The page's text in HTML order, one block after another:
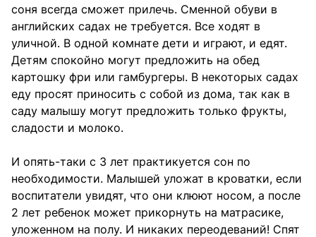
соня всегда сможет прилечь. Сменной обуви в
английских садах не требуется. Все ходят в
уличной. В одной комнате дети и играют, и едят.
Детям спокойно могут предложить на обед
картошку фри или гамбургеры. В некоторых садах
еду просят приносить с собой из дома, так как в
саду малышу могут предложить только фрукты,
сладости и молоко.
И опять-таки с 3 лет практикуется сон по
необходимости. Малышей уложат в кроватки, если
воспитатели увидят, что они клюют носом, а после
2 лет ребенок может прикорнуть на матрасике,
уложенном на полу. И никаких переодеваний! Спят